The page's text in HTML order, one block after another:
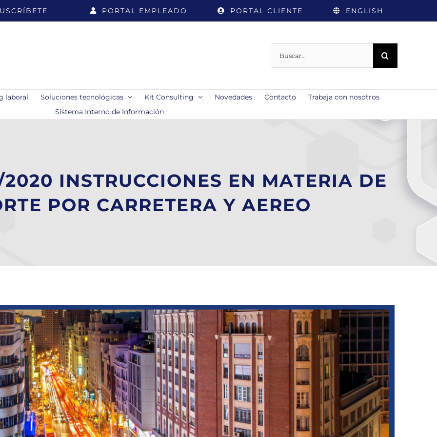
PORTAL EMPLEADO PORTAL CLIENTE ENGLISH
laboral Soluciones tecnológicas Kit Consulting Novedades Contacto
Trabaja con nosotros
Sistema Interno de Información
INSTRUCCIONES EN MATERIA DE
POR CARRETERA Y AEREO